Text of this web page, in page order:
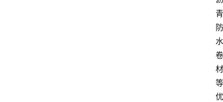
青
防
水
卷
材
等
优